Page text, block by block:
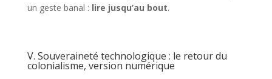
un geste banal : lire jusqu’au bout.
V. Souveraineté technologique : le retour du
colonialisme, version numérique